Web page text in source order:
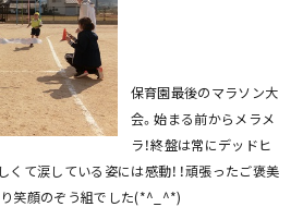
保育園最後のマラソン大
会。始まる前からメラメ
ラ！終盤は常にデッドヒ
て涙している姿には感動！！頑張ったご褒美
笑顔のぞう組でした(*^_^*)